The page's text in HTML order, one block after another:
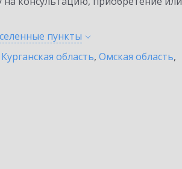
пункты
Курганская область, Омская область,